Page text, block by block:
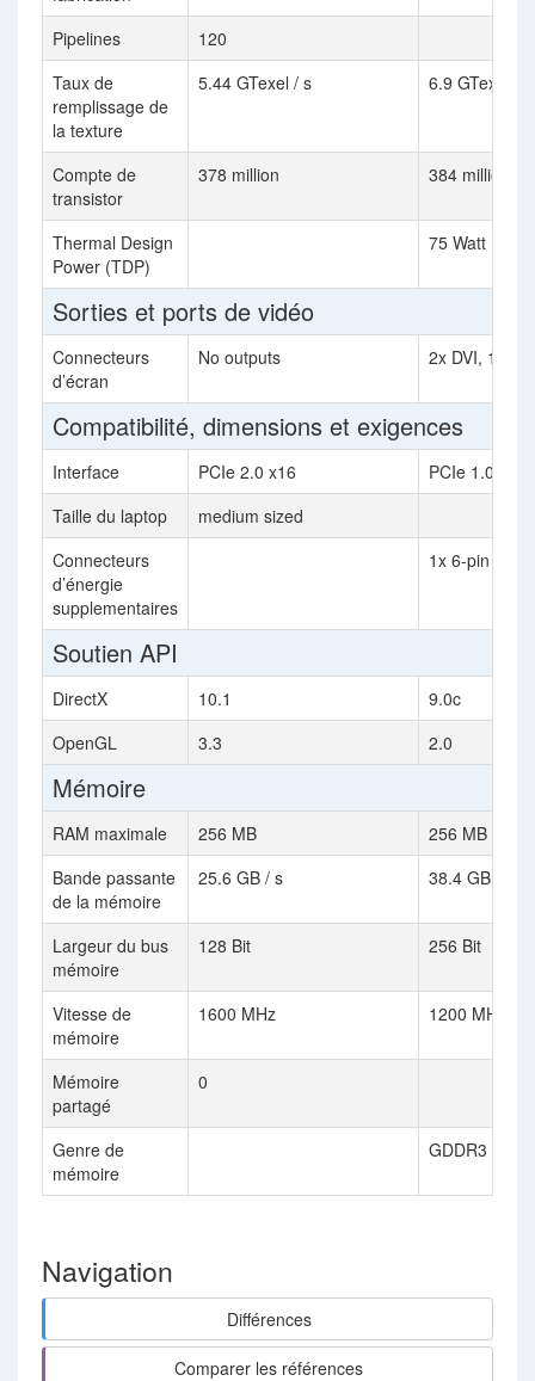
Pipelines
120
Taux de
remplissage de
la texture
5.44 GTexel / s 6.9 GTexel / s
Compte de
transistor
378 million 384 million
Thermal Design
Power (TDP)
75 Watt
Sorties et ports de vidéo
Connecteurs
d’écran
No outputs 2x DVI, 1x S-
Compatibilité, dimensions et exigences
Interface PCIe 2.0 x16
PCIe 1.0 x16
Taille du laptop
medium sized
Connecteurs
d’énergie
supplementaires
1x 6-pin
Soutien API
DirectX 10.1
9.0c
OpenGL
3.3 2.0
Mémoire
RAM maximale 256 MB
256 MB
Bande passante
de la mémoire
25.6 GB / s 38.4 GB / s
Largeur du bus
mémoire
128 Bit 256 Bit
Vitesse de
mémoire
1600 MHz 1200 MHz
Mémoire
partagé
0
Genre de
mémoire
GDDR3
Navigation
Différences
Comparer les références